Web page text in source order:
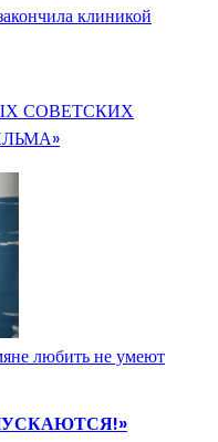
клиникой
СОВЕТСКИХ
любить не умеют